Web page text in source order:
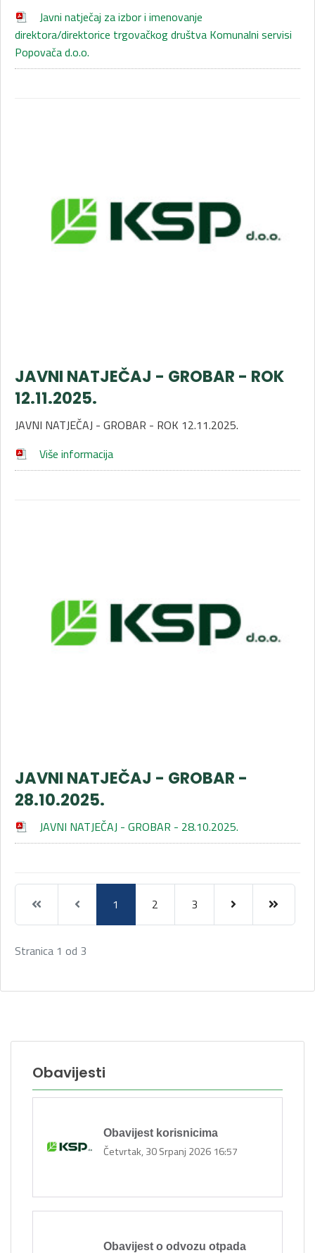
Javni natječaj za izbor i imenovanje
direktora/direktorice trgovačkog društva Komunalni servisi
Popovača d.o.o.
JAVNI NATJEČAJ - GROBAR - ROK
12.11.2025.
JAVNI NATJEČAJ - GROBAR - ROK 12.11.2025.
Više informacija
JAVNI NATJEČAJ - GROBAR -
28.10.2025.
JAVNI NATJEČAJ - GROBAR - 28.10.2025.
1 2 3
Stranica 1 od 3
Obavijesti
Obavijest korisnicima
Četvrtak, 30 Srpanj 2026 16:57
Obavijest o odvozu otpada